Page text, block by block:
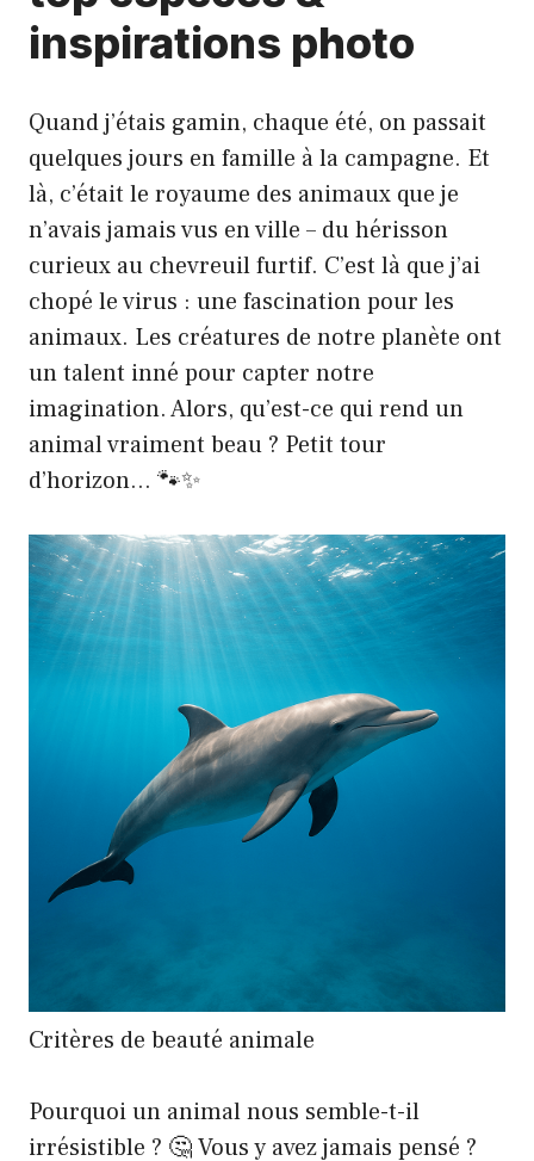
inspirations photo
Quand j’étais gamin, chaque été, on passait
quelques jours en famille à la campagne. Et
là, c’était le royaume des animaux que je
n’avais jamais vus en ville – du hérisson
curieux au chevreuil furtif. C’est là que j’ai
chopé le virus : une fascination pour les
animaux. Les créatures de notre planète ont
un talent inné pour capter notre
imagination. Alors, qu’est-ce qui rend un
animal vraiment beau ? Petit tour
d’horizon… 🐾✨
Critères de beauté animale
Pourquoi un animal nous semble-t-il
irrésistible ? 🤔 Vous y avez jamais pensé ?